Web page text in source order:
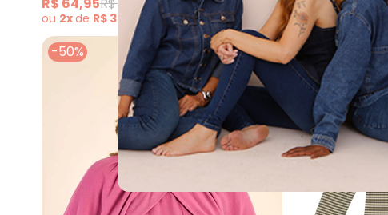
ou 2xde R$ 32,47 semjuros ou 3x deR$ 31,65
-50% -50%